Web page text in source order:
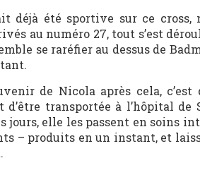
déjà été sportive sur ce
au numéro 27, tout s’est
se raréfier au dessus de
de Nicola après cela,
d’être transportée à l’hôpital
jours, elle les passent en soins
– produits en un instant, et